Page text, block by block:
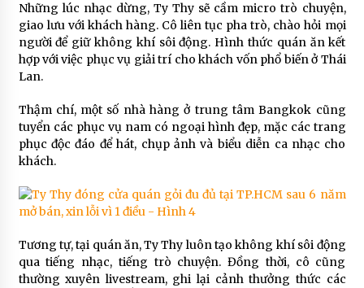
Những lúc nhạc dừng, Ty Thy sẽ cầm micro trò chuyện,
giao lưu với khách hàng. Cô liên tục pha trò, chào hỏi mọi
người để giữ không khí sôi động. Hình thức quán ăn kết
hợp với việc phục vụ giải trí cho khách vốn phổ biến ở Thái
Lan.
Thậm chí, một số nhà hàng ở trung tâm Bangkok cũng
tuyển các phục vụ nam có ngoại hình đẹp, mặc các trang
phục độc đáo để hát, chụp ảnh và biểu diễn ca nhạc cho
khách.
Tương tự, tại quán ăn, Ty Thy luôn tạo không khí sôi động
qua tiếng nhạc, tiếng trò chuyện. Đồng thời, cô cũng
thường xuyên livestream, ghi lại cảnh thưởng thức các